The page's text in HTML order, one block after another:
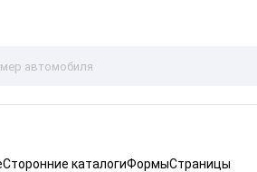
Сторонние каталогиФормыСтраницы